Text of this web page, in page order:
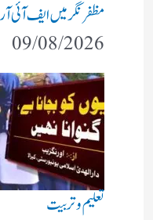
مظفرنگر میں ایف آئی
09/08/2026
تعلیم و تربیت